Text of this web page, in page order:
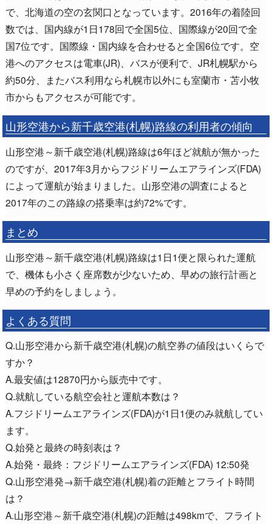
で、北海道の空の玄関口となっています。2016年の着陸回
数では、国内線が1日178回で全国5位、国際線が20回で全
国7位です。国際線・国内線を合わせると全国6位です。空
港へのアクセスは電車(JR)、バスが便利で、JR札幌駅から
約50分、またバス利用なら札幌市以外にも室蘭市・苫小牧
市からもアクセスが可能です。
山形空港から新千歳空港(札幌)路線の利用者の傾向
山形空港～新千歳空港(札幌)路線は6年ほど就航が無かった
のですが、2017年3月からフジドリームエアラインズ(FDA)
によって運航が始まりました。山形空港の調査によると
2017年のこの路線の搭乗率は約72%です。
まとめ
山形空港～新千歳空港(札幌)路線は1日1便と限られた運航
で、機体も小さく座席数が少ないため、早めの旅行計画と
早めの予約をしましょう。
よくある質問
Q.山形空港から新千歳空港(札幌)の航空券の値段はいくらで
すか？
A.最安値は12870円から販売中です。
Q.就航している航空会社と運航本数は？
A.フジドリームエアラインズ(FDA)が1日1便のみ就航してい
ます。
Q.始発と最終の時刻表は？
A.始発・最終：フジドリームエアラインズ(FDA) 12:50発
Q.山形空港発→新千歳空港(札幌)着の距離とフライト時間
は？
A.山形空港～新千歳空港(札幌)の距離は498kmで、フライト